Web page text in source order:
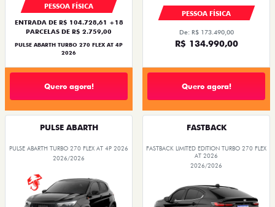
PESSOA FÍSICA
ENTRADA DE R$ 104.728,61 +18
PARCELAS DE R$ 2.759,00
PULSE ABARTH TURBO 270 FLEX AT 4P
2026
Quero agora!
PESSOA FÍSICA
De: R$ 173.490,00
R$ 134.990,00
Quero agora!
PULSE ABARTH
PULSE ABARTH TURBO 270 FLEX AT 4P 2026
2026/2026
FASTBACK
FASTBACK LIMITED EDITION TURBO 270 FLEX
AT 2026
2026/2026